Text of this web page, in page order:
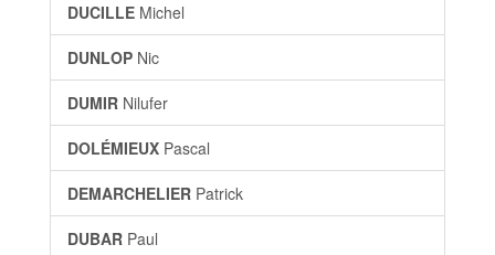
DUCILLE Michel
DUNLOP Nic
DUMIR Nilufer
DOLÉMIEUX Pascal
DEMARCHELIER Patrick
DUBAR Paul